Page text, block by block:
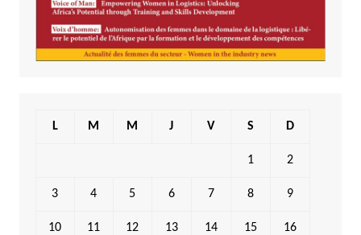
L M M J V S D
1 2
3 4 5 6 7 8 9
10 11 12 13 14 15 16